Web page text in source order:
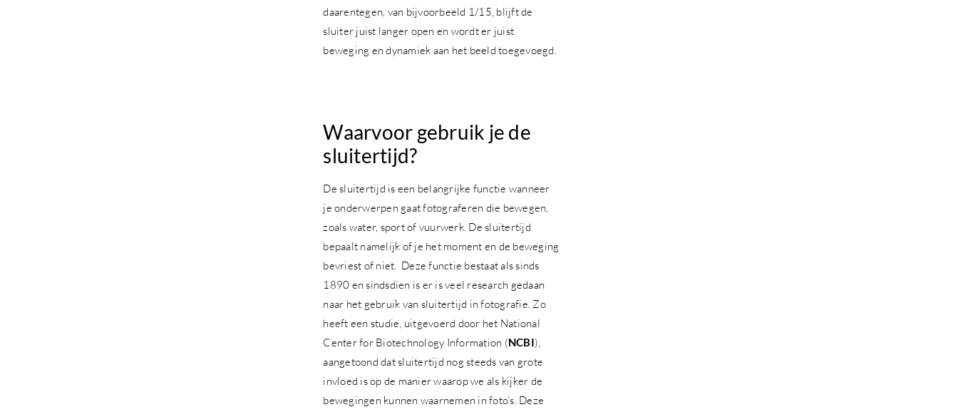
daarentegen, van bijvoorbeeld 1/15, blijft de
sluiter juist langer open en wordt er juist
beweging en dynamiek aan het beeld toegevoegd.
Waarvoor gebruik je de
sluitertijd?
De sluitertijd is een belangrijke functie wanneer
je onderwerpen gaat fotograferen die bewegen,
zoals water, sport of vuurwerk. De sluitertijd
bepaalt namelijk of je het moment en de beweging
bevriest of niet. Deze functie bestaat als sinds
1890 en sindsdien is er is veel research gedaan
naar het gebruik van sluitertijd in fotografie. Zo
heeft een studie, uitgevoerd door het National
Center for Biotechnology Information (NCBI),
aangetoond dat sluitertijd nog steeds van grote
invloed is op de manier waarop we als kijker de
bewegingen kunnen waarnemen in foto’s. Deze